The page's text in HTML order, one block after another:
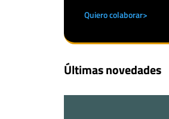
Quiero colaborar>
Últimas novedades